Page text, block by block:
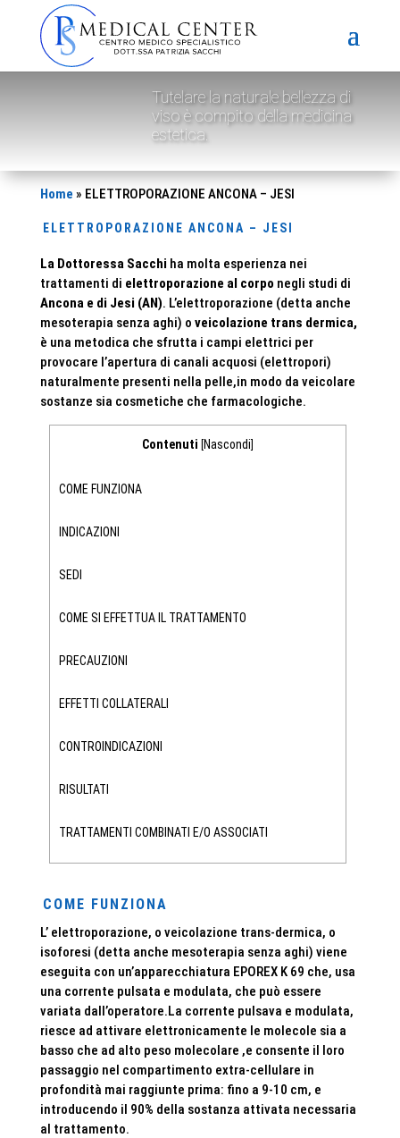
Tutelare la naturale bellezza di
viso è compito della medicina
estetica.
Home » ELETTROPORAZIONE ANCONA – JESI
ELETTROPORAZIONE ANCONA – JESI
La Dottoressa Sacchiha molta esperienza nei
trattamenti di elettroporazione al corpo negli studi di
Ancona e di Jesi (AN). L’elettroporazione (detta anche
mesoterapia senza aghi) o veicolazione trans dermica,
è una metodica che sfrutta i campi elettrici per
provocare l’apertura di canali acquosi (elettropori)
naturalmente presenti nella pelle,in modo da veicolare
sostanze sia cosmetiche che farmacologiche.
Contenuti Nascondi
COME FUNZIONA
INDICAZIONI
SEDI
COME SI EFFETTUA IL TRATTAMENTO
PRECAUZIONI
EFFETTI COLLATERALI
CONTROINDICAZIONI
RISULTATI
TRATTAMENTI COMBINATI E/O ASSOCIATI
COME FUNZIONA
L’ elettroporazione, o veicolazione trans-dermica, o
isoforesi (detta anche mesoterapia senza aghi) viene
eseguita con un’apparecchiatura EPOREX K 69 che, usa
una corrente pulsata e modulata, che può essere
variata dall’operatore.La corrente pulsava e modulata,
riesce ad attivare elettronicamente le molecole sia a
basso che ad alto peso molecolare ,e consente il loro
passaggio nel compartimento extra-cellulare in
profondità mai raggiunte prima: fino a 9-10 cm, e
introducendo il 90% della sostanza attivata necessaria
al trattamento.